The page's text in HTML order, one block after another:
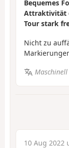
Bequemes
Attraktivität
Tour stark
Nicht zu
10 Aug 2022